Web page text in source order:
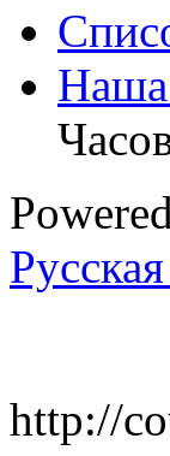
Наша
http://